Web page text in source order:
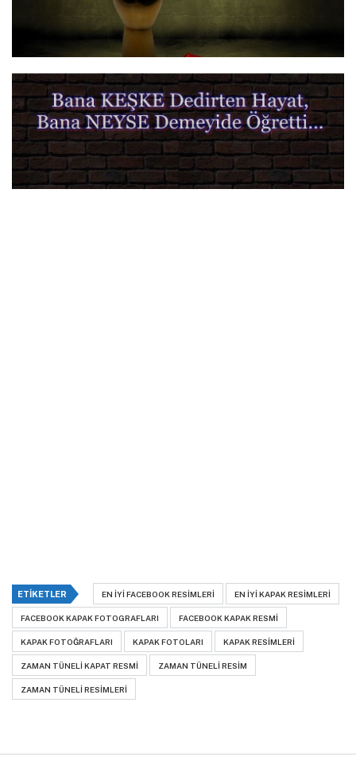
ETIKETLER EN IYI FACEBOOK RESIMLERI EN IYI KAPAK RESIMLERI
FACEBOOK KAPAK FOTOGRAFLARI FACEBOOK KAPAK RESMI
KAPAK FOTOĞRAFLARI KAPAK FOTOLARI KAPAK RESIMLERI
ZAMAN TÜNELI KAPAT RESMI ZAMAN TÜNELI RESIM
ZAMAN TÜNELI RESIMLERI